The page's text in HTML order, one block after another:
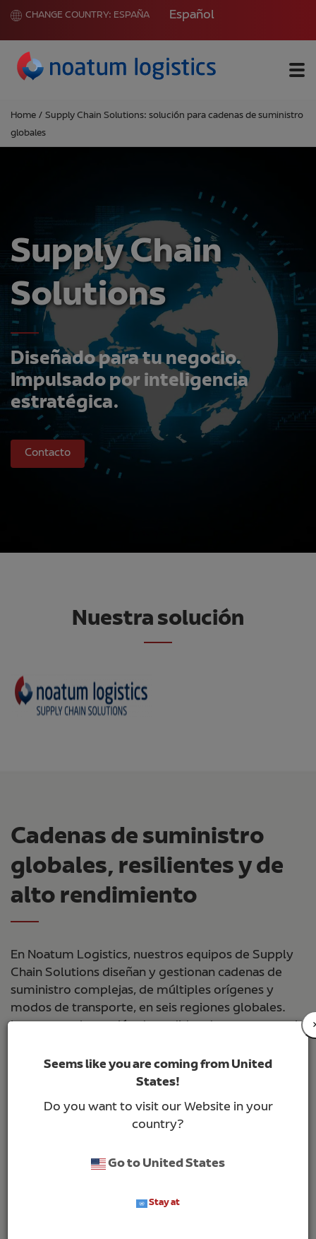
CHANGE COUNTRY: ESPAÑA Español
Home / Supply Chain Solutions: solución para cadenas de suministro
globales
Supply Chain
Solutions
Diseñado para tu negocio.
Impulsado por inteligencia
estratégica.
Contacto
Nuestra solución
Cadenas de suministro
globales, resilientes y de
alto rendimiento
En Noatum Logistics, nuestros equipos de Supply
Chain Solutions diseñan y gestionan cadenas de
suministro complejas, de múltiples orígenes y
modos de transporte, en seis regiones globales.
Integramos la gestión de pedidos de compra con la
reducir costes y aumentar los márgenes.
Noatum Logistics está presente en26 países, con
95 oficinas, 44 almacenes, ymás de 3,500
internacional nos permite ofrecer soluciones
integradas con conocimiento local y alcance
Seems like you are coming from United
States!
Do you want to visit our Website in your
country?
Go to United States
Stay at